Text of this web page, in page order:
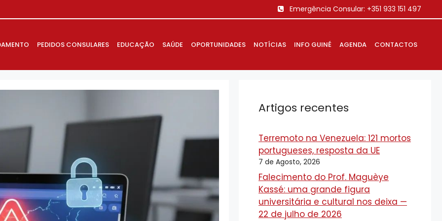
Emergência Consular: +351 933 151 497
PEDIDOS CONSULARES EDUCAÇÃO SAÚDE OPORTUNIDADES NOTÍCIAS INFO GUINÉ AGENDA CONTACTOS
Artigos recentes
Terremoto na Venezuela: 121 mortos
portugueses, resposta da UE
7 de Agosto, 2026
Falecimento do Prof. Maguèye
Kassé: uma grande figura
universitária e cultural nos deixa —
22 de julho de 2026